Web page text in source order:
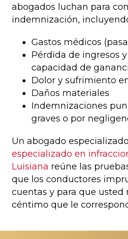
abogados luchan para
indemnización,
Gastos médicos
Pérdida de ingresos
capacidad de
Dolor y sufrimiento
Daños materiales
Indemnizaciones
graves o por
Un abogado especializado
especializado en
Luisiana reúne las
que los conductores
cuentas y para que usted
céntimo que le